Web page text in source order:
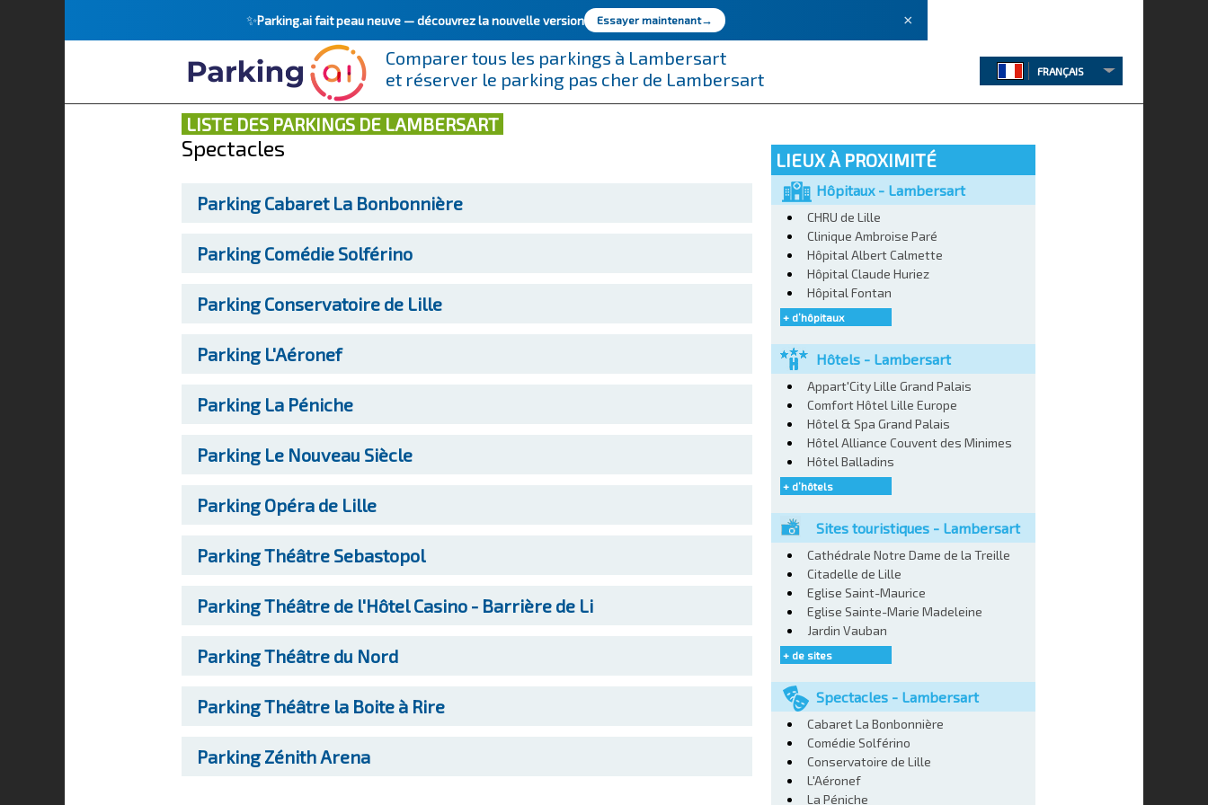
✨Parking.ai fait peau neuve —découvrez la nouvelle version Essayer maintenant→ ×
Comparer tous les parkings à Lambersart
et réserver le parking pas cher de Lambersart
FRANÇAIS
LISTE DES PARKINGS DE LAMBERSART
Spectacles
ParkingCabaret La Bonbonnière
ParkingComédie Solférino
ParkingConservatoire de Lille
ParkingL'Aéronef
ParkingLa Péniche
ParkingLe Nouveau Siècle
ParkingOpéra de Lille
ParkingThéâtre Sebastopol
ParkingThéâtre de l'Hôtel Casino - Barrière de Li
ParkingThéâtre du Nord
ParkingThéâtre la Boite à Rire
ParkingZénith Arena
LIEUX À PROXIMITÉ
Hôpitaux - Lambersart
CHRU de Lille
Clinique Ambroise Paré
Hôpital Albert Calmette
Hôpital Claude Huriez
Hôpital Fontan
+ d’hôpitaux
Hôtels - Lambersart
Appart'City Lille Grand Palais
Comfort Hôtel Lille Europe
Hôtel & Spa Grand Palais
Hôtel Alliance Couvent des Minimes
Hôtel Balladins
+ d’hôtels
Sites touristiques - Lambersart
Cathédrale Notre Dame de la Treille
Citadelle de Lille
Eglise Saint-Maurice
Eglise Sainte-Marie Madeleine
Jardin Vauban
+ de sites
Spectacles - Lambersart
Cabaret La Bonbonnière
Comédie Solférino
Conservatoire de Lille
L'Aéronef
La Péniche